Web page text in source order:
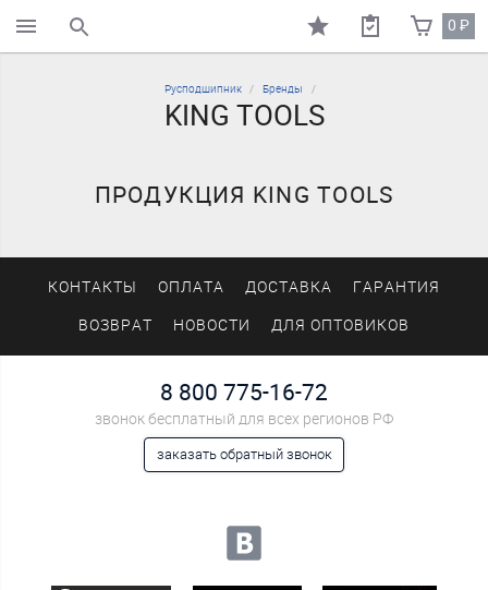
поиск по каталогу 0₽
Русподшипник Бренды
KING TOOLS
ПРОДУКЦИЯ KING TOOLS
КОНТАКТЫ ОПЛАТА ДОСТАВКА ГАРАНТИЯ
ВОЗВРАТ НОВОСТИ ДЛЯ ОПТОВИКОВ
8 800 775-16-72
звонок бесплатный для всех регионов РФ
заказать обратный звонок